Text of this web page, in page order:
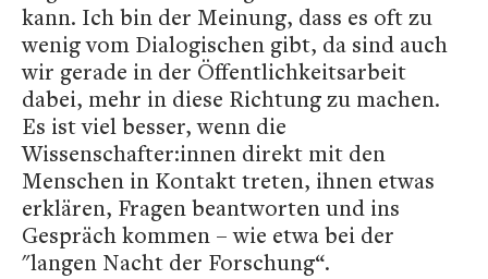
kann. Ich bin der Meinung, dass es oft zu
wenig vom Dialogischen gibt, da sind auch
wir gerade in der Öffentlichkeitsarbeit
dabei, mehr in diese Richtung zu machen.
Es ist viel besser, wenn die
Wissenschafter:innen direkt mit den
Menschen in Kontakt treten, ihnen etwas
erklären, Fragen beantworten und ins
Gespräch kommen – wie etwa bei der
"langen Nacht der Forschung“.